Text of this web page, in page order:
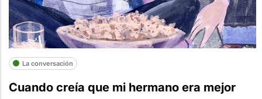
La conversación
Cuando creía que mi hermano era mejor